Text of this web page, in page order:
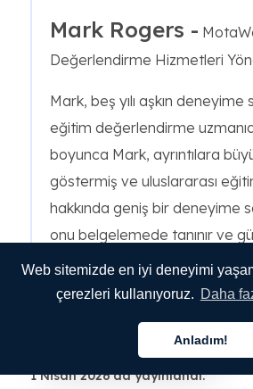
Web sitemizde en iyi deneyimi
çerezleri kullanıyoruz. Daha
Anladım!
Mark Rogers -
Değerlendirme Hizmetleri
Mark, beş yılı aşkın deneyime
eğitim değerlendirme
boyunca Mark, ayrıntılara
göstermiş ve uluslararası
hakkında geniş bir deneyime
onu belgelemede tanınır ve
uzman yapmaktadır.
1 Nisan 2026'da yayınlandı.
Türkçe